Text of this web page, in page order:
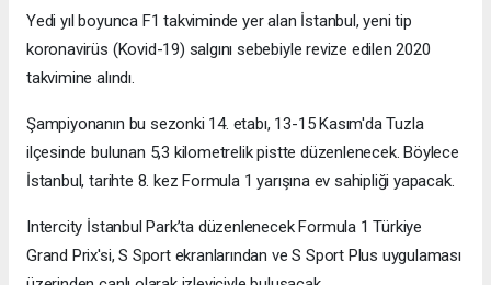
Yedi yıl boyunca F1 takviminde yer alan İstanbul, yeni tip
koronavirüs (Kovid-19) salgını sebebiyle revize edilen 2020
takvimine alındı.
Şampiyonanın bu sezonki 14. etabı, 13-15 Kasım'da Tuzla
ilçesinde bulunan 5,3 kilometrelik pistte düzenlenecek. Böylece
İstanbul, tarihte 8. kez Formula 1 yarışına ev sahipliği yapacak.
Intercity İstanbul Park’ta düzenlenecek Formula 1 Türkiye
Grand Prix'si, S Sport ekranlarından ve S Sport Plus uygulaması